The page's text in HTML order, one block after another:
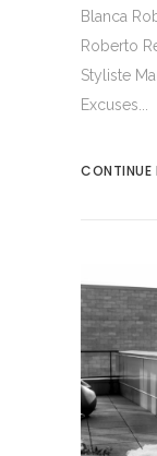
Blanca
Roberto
Styliste
Excuses...
CONTINUE